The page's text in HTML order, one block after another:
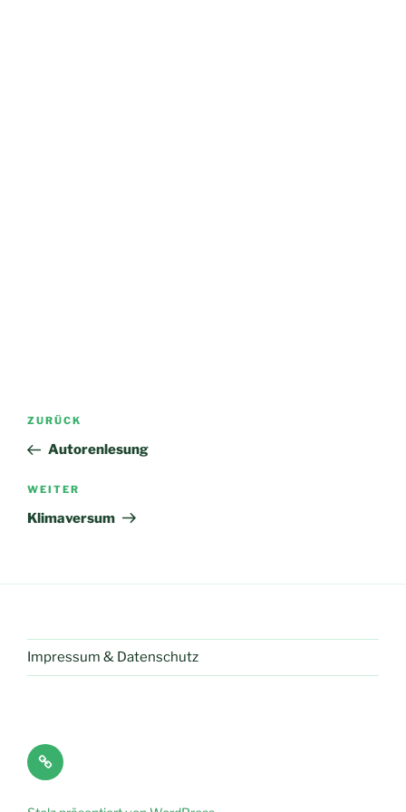
Beitragsnavigation
Vorheriger
Beitrag
ZURÜCK
Autorenlesung
Nächster
Beitrag
WEITER
Klimaversum
Impressum & Datenschutz
Impressum
&